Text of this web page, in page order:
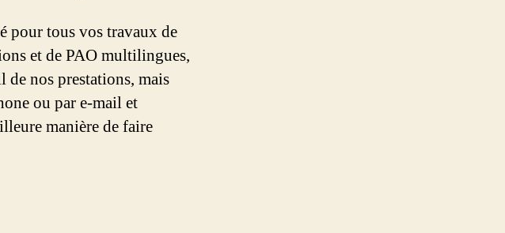
pour tous vos travaux de
et de PAO multilingues,
de nos prestations, mais
ou par e-mail et
manière de faire